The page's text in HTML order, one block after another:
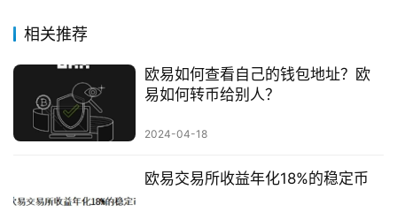
相关推荐
欧易如何查看自己的钱包地址？欧
易如何转币给别人？
2024-04-18
欧易交易所收益年化18%的稳定币